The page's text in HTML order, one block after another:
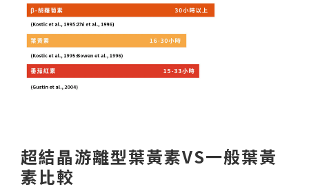
超結晶游離型葉黃素VS一般葉黃
素比較